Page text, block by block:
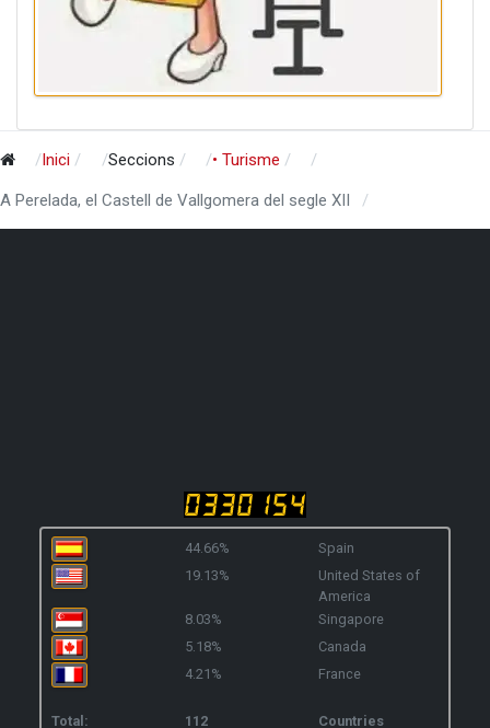
Inici Seccions • Turisme
A Perelada, el Castell de Vallgomera del segle XII
44.66%
Spain
19.13%
United States of
America
8.03%
Singapore
5.18%
Canada
4.21%
France
Total: 112 Countries